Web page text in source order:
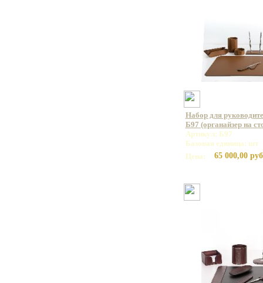
Набор для
Б97 (органайзер на
Артикул: Б97
Базовая единица: шт
Цена:
65 000,00